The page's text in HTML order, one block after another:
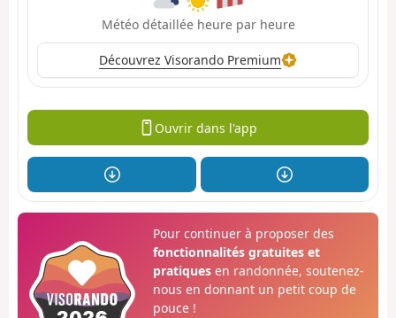
Météo détaillée heure par heure
Découvrez Visorando Premium
Ouvrir dans l'app
Pour continuer à proposer des
fonctionnalités gratuites et
pratiquesen randonnée, soutenez-
nous en donnant un petit coup de
pouce !